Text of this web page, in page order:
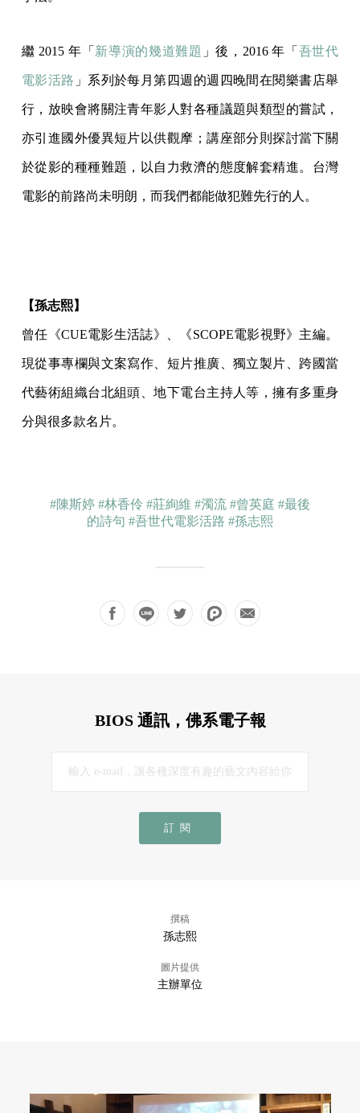
繼 2015 年「 新導演的幾道難題 」後，2016 年「 吾世代
電影活路 」系列於每月第四週的週四晚間在閱樂書店舉
行，放映會將關注青年影人對各種議題與類型的嘗試，
亦引進國外優異短片以供觀摩；講座部分則探討當下關
於從影的種種難題，以自力救濟的態度解套精進。台灣
電影的前路尚未明朗，而我們都能做犯難先行的人。
【孫志熙】
曾任《CUE電影生活誌》、《SCOPE電影視野》主編。
現從事專欄與文案寫作、短片推廣、獨立製片、跨國當
代藝術組織台北組頭、地下電台主持人等，擁有多重身
分與很多款名片。
#陳斯婷 #林香伶 #莊絢維 #濁流 #曾英庭 #最後
的詩句 #吾世代電影活路 #孫志熙
BIOS 通訊，佛系電子報
訂閱
撰稿
孫志熙
圖片提供
主辦單位